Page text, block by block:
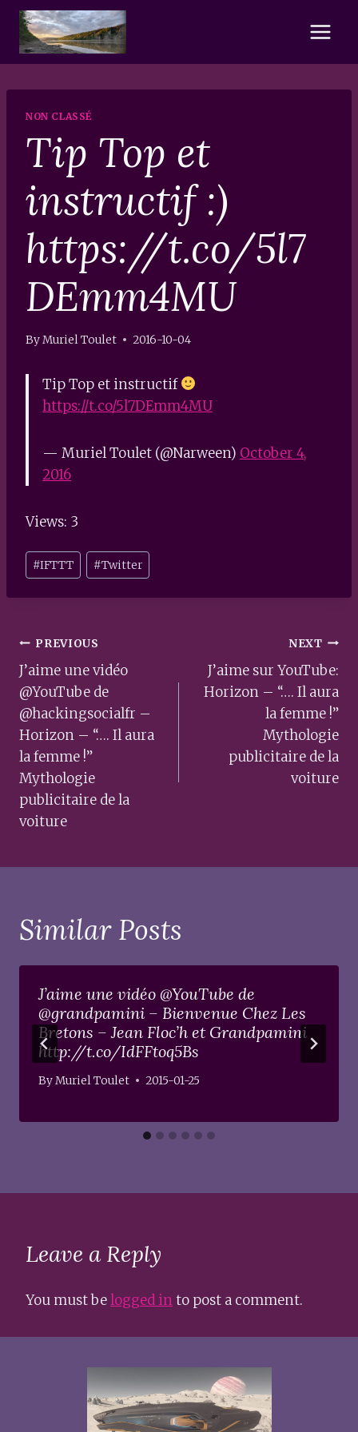
Skip
content
NON CLASSÉ
Tip Top et
instructif :)
https://t.co/5l7
DEmm4MU
ByMuriel Toulet 2016-10-04
Tip Top et instructif
https://t.co/5l7DEmm4MU
— Muriel Toulet (@Narween) October 4,
2016
Views: 3
Post
Tags:
#IFTTT #Twitter
Post
navigation
PREVIOUS
J’aime une vidéo
@YouTube de
@hackingsocialfr –
Horizon – “…. Il aura
la femme !”
Mythologie
publicitaire de la
voiture
NEXT
J’aime sur YouTube:
Horizon – “…. Il aura
la femme !”
Mythologie
publicitaire de la
voiture
Similar Posts
J’aime une vidéo @YouTube de
@grandpamini – Bienvenue Chez Les
Bretons – Jean Floc’h et Grandpamini
http://t.co/IdFFtoq5Bs
ByMuriel Toulet 2015-01-25
Leave a Reply
You must belogged into post a comment.